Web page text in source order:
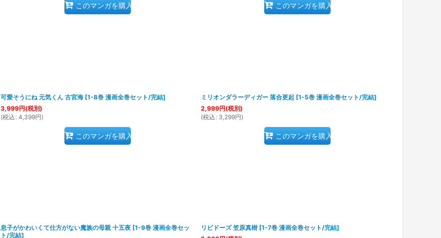
このマンガを購入 このマンガを購入
可愛そうにね 元気くん 古宮海 [1-8巻 漫画全巻セット/完結]
3,999円(税別)
(税込 : 4,399円)
このマンガを購入
ミリオンダラーディガー 落合更起 [1-5巻 漫画全巻セット/完結]
2,999円(税別)
(税込 : 3,299円)
このマンガを購入
息子がかわいくて仕方がない魔族の母親 十五夜 [1-9巻 漫画全巻セッ
ト/完結]
リビドーズ 笠原真樹 [1-7巻 漫画全巻セット/完結]